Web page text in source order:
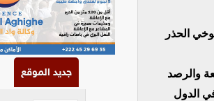
الحذر
والرصد
الدول
جديد الموقع